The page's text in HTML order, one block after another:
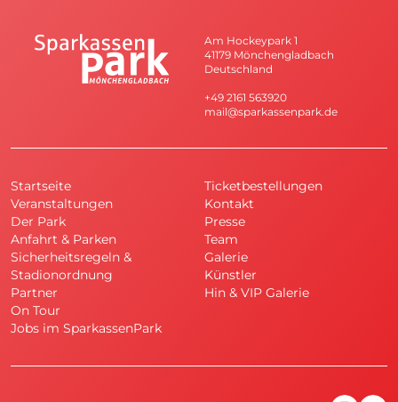
Am Hockeypark 1
41179 Mönchengladbach
Deutschland
+49 2161 563920
mail@sparkassenpark.de
Startseite
Veranstaltungen
Der Park
Anfahrt & Parken
Sicherheitsregeln &
Stadionordnung
Partner
On Tour
Jobs im SparkassenPark
Ticketbestellungen
Kontakt
Presse
Team
Galerie
Künstler
Hin & VIP Galerie